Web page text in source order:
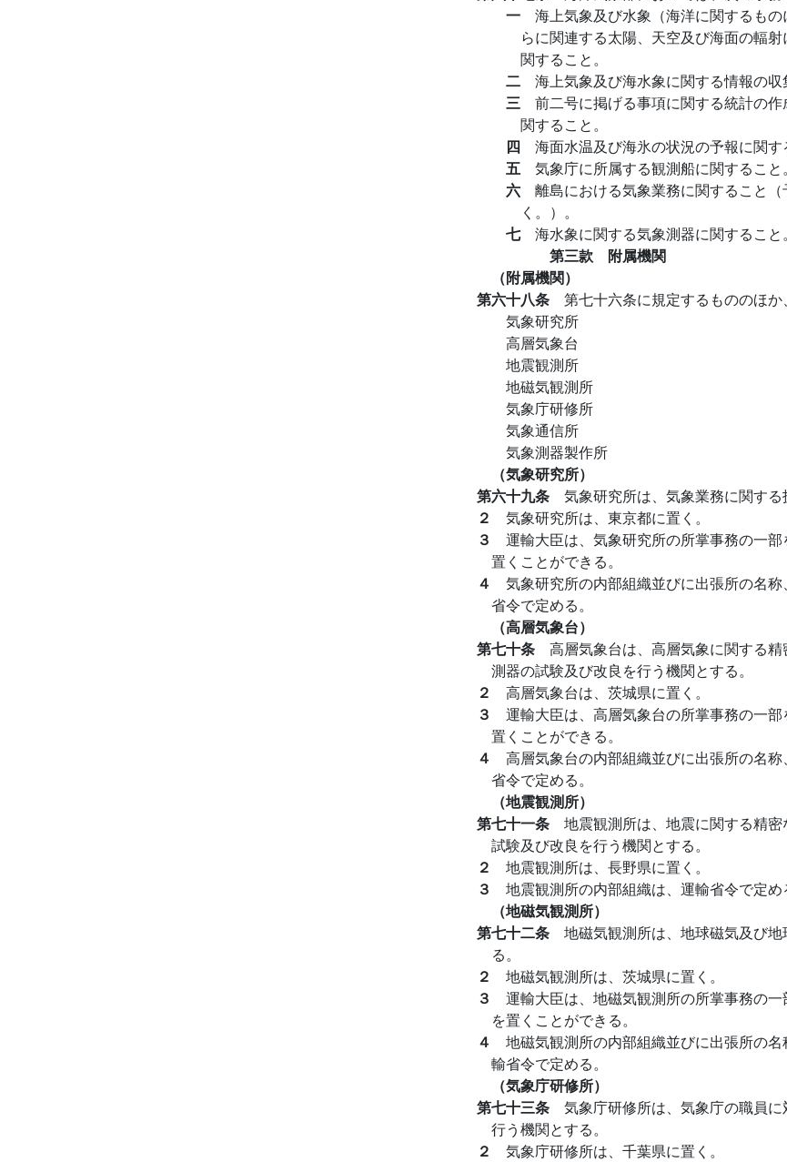
一 海上気象及び水象（海洋に関するも
らに関連する太陽、天空及び海面の輻
関すること。
二 海上気象及び海水象に関する情報の収
三 前二号に掲げる事項に関する統計の
関すること。
四 海面水温及び海氷の状況の予報に関す
五 気象庁に所属する観測船に関すること。
六 離島における気象業務に関すること
く。）。
七 海水象に関する気象測器に関すること。
第三款 附属機関
（附属機関）
第六十八条 第七十六条に規定するもののほか
気象研究所
高層気象台
地震観測所
地磁気観測所
気象庁研修所
気象通信所
気象測器製作所
（気象研究所）
第六十九条 気象研究所は、気象業務に関する
２ 気象研究所は、東京都に置く。
３ 運輸大臣は、気象研究所の所掌事務の一
置くことができる。
４ 気象研究所の内部組織並びに出張所の名
省令で定める。
（高層気象台）
第七十条 高層気象台は、高層気象に関する
測器の試験及び改良を行う機関とする。
２ 高層気象台は、茨城県に置く。
３ 運輸大臣は、高層気象台の所掌事務の一
置くことができる。
４ 高層気象台の内部組織並びに出張所の名
省令で定める。
（地震観測所）
第七十一条 地震観測所は、地震に関する精
試験及び改良を行う機関とする。
２ 地震観測所は、長野県に置く。
３ 地震観測所の内部組織は、運輸省令で定め
（地磁気観測所）
第七十二条 地磁気観測所は、地球磁気及び
る。
２ 地磁気観測所は、茨城県に置く。
３ 運輸大臣は、地磁気観測所の所掌事務の
を置くことができる。
４ 地磁気観測所の内部組織並びに出張所の
輸省令で定める。
（気象庁研修所）
第七十三条 気象庁研修所は、気象庁の職員
行う機関とする。
２ 気象庁研修所は、千葉県に置く。